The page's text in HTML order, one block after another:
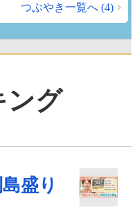
つぶやき一覧へ (4)
ング
盛り